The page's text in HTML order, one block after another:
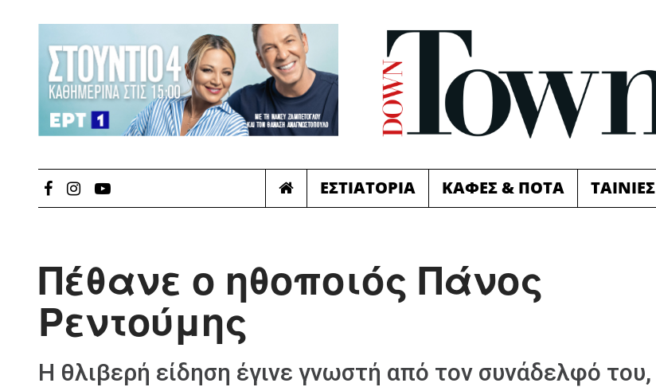
ΕΣΤΙΑΤΟΡΙΑ ΚΑΦΕΣ & ΠΟΤΑ ΤΑΙΝΙΕΣ
Πέθανε ο ηθοποιός Πάνος
Ρεντούμης
Η θλιβερή είδηση έγινε γνωστή από τον συνάδελφό του,